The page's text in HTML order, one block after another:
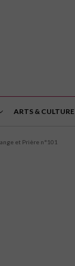
ARTS & CULTURE
et Prière n°101